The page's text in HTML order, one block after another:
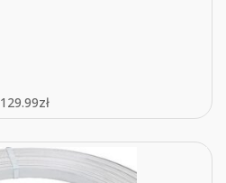
129.99zł